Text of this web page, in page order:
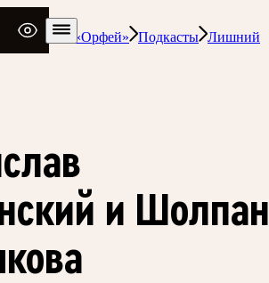
музыки «Орфей»
Подкасты Лишний
и Шолпан